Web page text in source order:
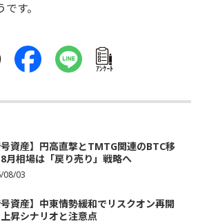
す。
ｱﾝｹｰﾄ
号資産】円高直撃とTMTG関連のBTC移
月相場は「戻り売り」戦略へ
08/03
号資産】中東情勢緩和でリスクオン再開
昇シナリオと注意点